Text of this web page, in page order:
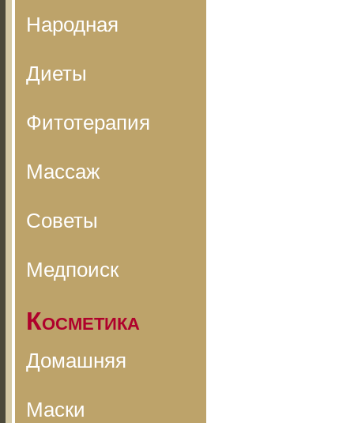
Народная
Диеты
Фитотерапия
Массаж
Советы
Медпоиск
Косметика
Домашняя
Маски